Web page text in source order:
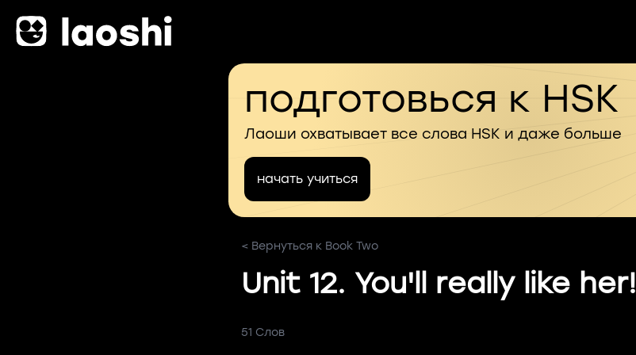
подготовься к HSK
Лаоши охватывает все слова HSK и даже больше
начать учиться
< Вернуться к Book Two
Unit 12. You'll really like her!
51 Слов